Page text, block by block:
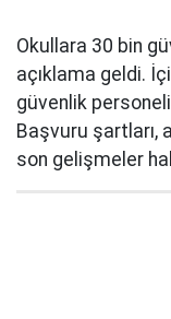
Okullara 30 bin
açıklama geldi.
güvenlik
Başvuru şartları,
son gelişmeler